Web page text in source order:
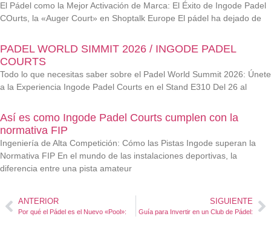
El Pádel como la Mejor Activación de Marca: El Éxito de Ingode Padel
COurts, la «Auger Court» en Shoptalk Europe El pádel ha dejado de
PADEL WORLD SIMMIT 2026 / INGODE PADEL
COURTS
Todo lo que necesitas saber sobre el Padel World Summit 2026: Únete
a la Experiencia Ingode Padel Courts en el Stand E310 Del 26 al
Así es como Ingode Padel Courts cumplen con la
normativa FIP
Ingeniería de Alta Competición: Cómo las Pistas Ingode superan la
Normativa FIP En el mundo de las instalaciones deportivas, la
diferencia entre una pista amateur
ANTERIOR
Por qué el Pádel es el Nuevo «Pool»:
SIGUIENTE
Guía para Invertir en un Club de Pádel: